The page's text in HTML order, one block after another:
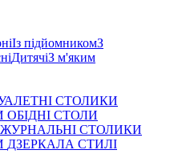
Із підйомникомЗ
ДитячіЗ м'яким
СТОЛИКИ
ОБІДНІ СТОЛИ
ЖУРНАЛЬНІ СТОЛИКИ
ДЗЕРКАЛА СТИЛІ